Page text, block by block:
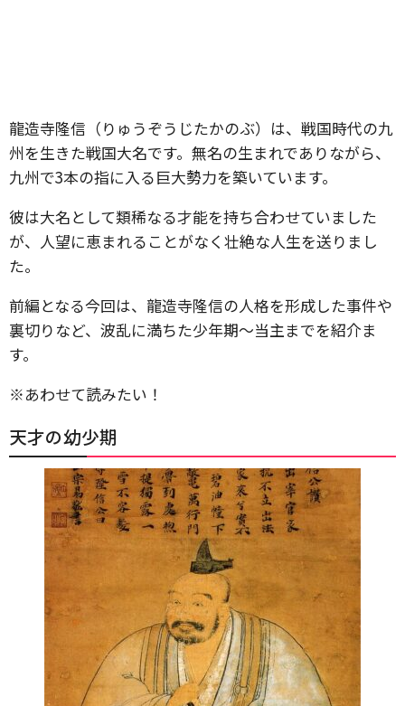
龍造寺隆信（りゅうぞうじたかのぶ）は、戦国時代の九
州を生きた戦国大名です。無名の生まれでありながら、
九州で3本の指に入る巨大勢力を築いています。
彼は大名として類稀なる才能を持ち合わせていました
が、人望に恵まれることがなく壮絶な人生を送りまし
た。
前編となる今回は、龍造寺隆信の人格を形成した事件や
裏切りなど、波乱に満ちた少年期〜当主までを紹介ま
す。
※あわせて読みたい！
天才の幼少期